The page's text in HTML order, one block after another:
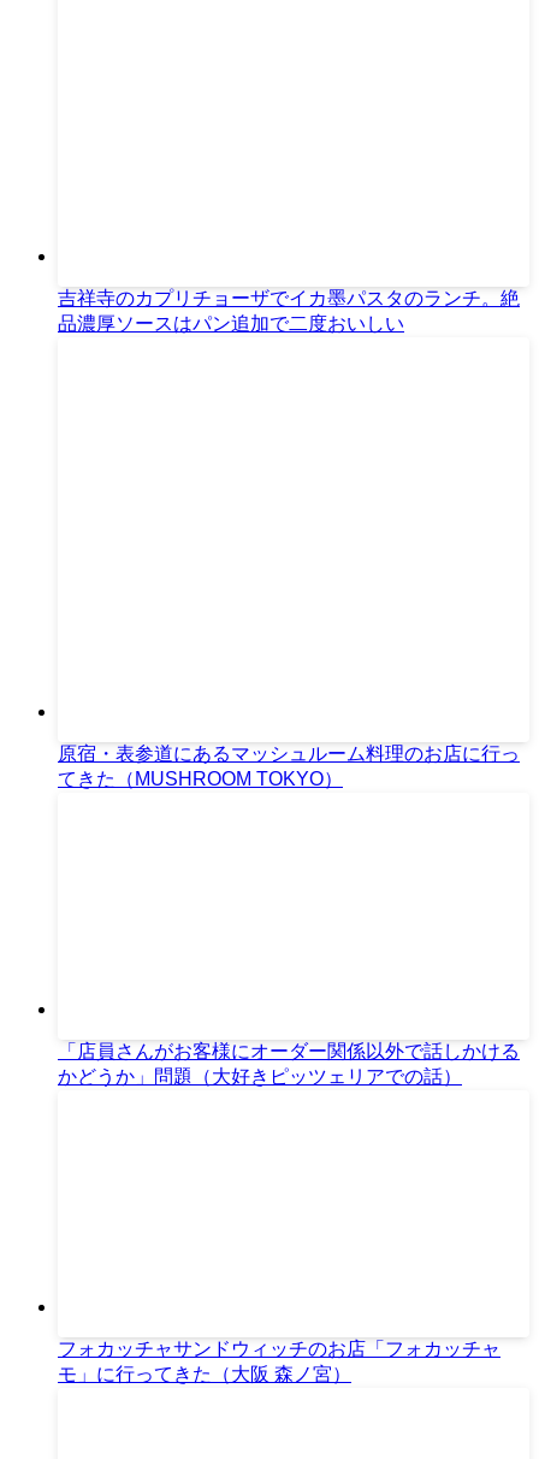
吉祥寺のカプリチョーザでイカ墨パスタのランチ。絶
品濃厚ソースはパン追加で二度おいしい
原宿・表参道にあるマッシュルーム料理のお店に行っ
てきた（MUSHROOM TOKYO）
「店員さんがお客様にオーダー関係以外で話しかける
かどうか」問題（大好きピッツェリアでの話）
フォカッチャサンドウィッチのお店「フォカッチャ
モ」に行ってきた（大阪 森ノ宮）